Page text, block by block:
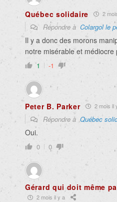
Québec solidaire 2
Répondre à Colargol le
Il y a donc des morons
notre misérable et médiocre
1 -1
Peter B. Parker 2 mois il
Répondre à Québec
Oui.
0 0
Gérard qui doit même
2 mois il y a